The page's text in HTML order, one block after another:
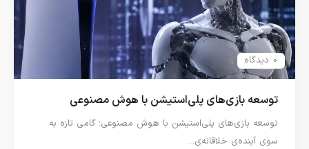
0 دیدگاه
توسعه بازی‌های پلی‌استیشن با هوش مصنوعی
توسعه بازی‌های پلی‌استیشن با هوش مصنوعی؛ گامی تازه به
سوی آینده‌ی خلاقانه‌ی…